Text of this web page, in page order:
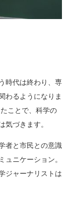
時代は終わり、専
わるようになりま
ことで、科学の
気づきます。
者と市民との意識
ュニケーション。
ジャーナリストは